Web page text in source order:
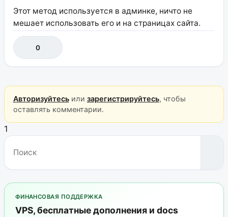
Этот метод используется в админке, ничто не
мешает использовать его и на страницах сайта.
0
Авторизуйтесьили зарегистрируйтесь, чтобы
оставлять комментарии.
1
ФИНАНСОВАЯ ПОДДЕРЖКА
VPS, бесплатные дополнения и docs